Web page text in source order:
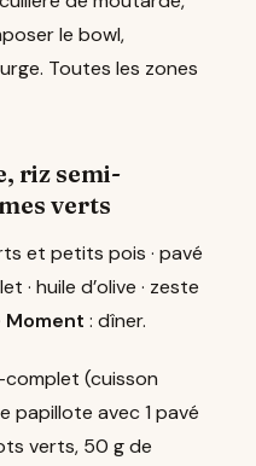
le bowl,
Toutes les zones
riz semi-
verts
et petits pois · pavé
· huile d’olive · zeste
Moment : dîner.
complet (cuisson
papillote avec 1 pavé
verts, 50 g de